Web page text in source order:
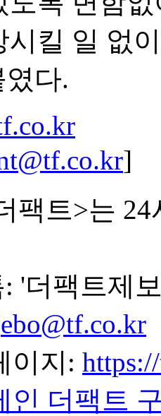
시킬 일 없
다.
]
팩트>는
: '더팩트제
이지:
인 더팩트